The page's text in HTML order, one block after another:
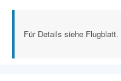
Für Details siehe Flugblatt.